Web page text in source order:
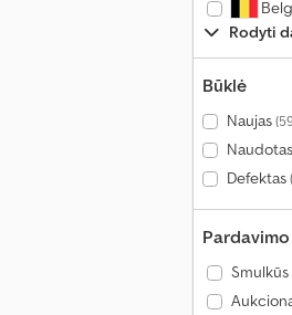
Rodyti
Būklė
Naujas
Naudotas
Defektas